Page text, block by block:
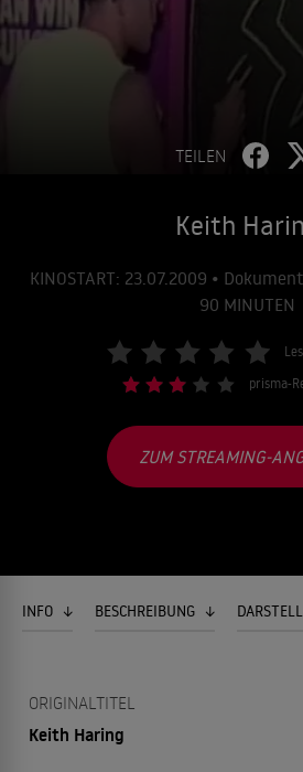
TEILEN
Keith
KINOSTART: 23.07.2009 •
90 MINUTEN
prisma-
ZUM STREAMING-
INFO BESCHREIBUNG
ORIGINALTITEL
Keith Haring